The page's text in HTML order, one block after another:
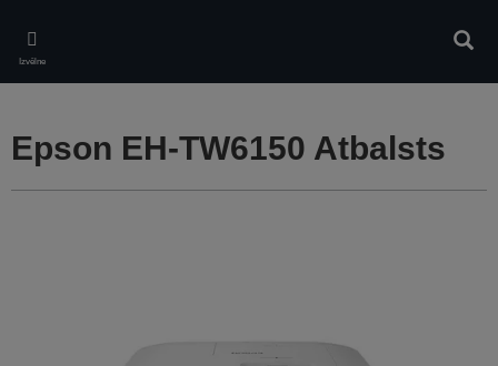
main
content
Izvēlne
Epson EH-TW6150 Atbalsts